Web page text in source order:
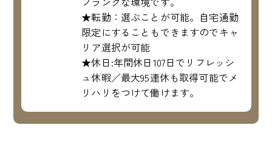
★転勤：選ぶことが可能。自宅通勤
限定にすることもできますのでキャ
リア選択が可能
★休日:年間休日107日でリフレッシ
ュ休暇／最大95連休も取得可能でメ
リハリをつけて働けます。